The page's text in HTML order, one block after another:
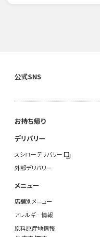
公式SNS
お持ち帰り
デリバリー
スシローデリバリー
外部デリバリー
メニュー
店舗別メニュー
アレルギー情報
原料原産地情報